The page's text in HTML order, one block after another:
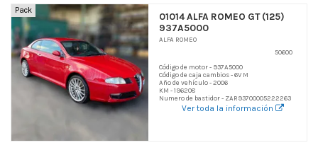
Pack
01014 ALFA ROMEO GT (125)
937A5000
ALFA ROMEO
50600
Código de motor - 937A5000
Código de caja cambios - 6V M
Año de vehículo - 2006
KM - 196208
Numero de bastidor - ZAR93700005222263
Ver toda la información